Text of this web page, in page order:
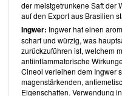
So ist es wenig
Fleischersatzprodukte wie
Viertel der Rezepte benötigt
verwendet der Autor
Mengen an verwendeten
Rezepte recht hoch.
Rezepte in grösseren
Kokosfettauch das
schnellen Zubereitungszeiten
der meistgetrunkene Saft der
auf den Export aus Brasilien
Ingwer: Ingwer hat einen
scharf und würzig, was
zurückzuführen ist, welchem
antiinflammatorische
Cineol verleihen dem Ingwer
magenstärkenden,
Eigenschaften. Verwendung